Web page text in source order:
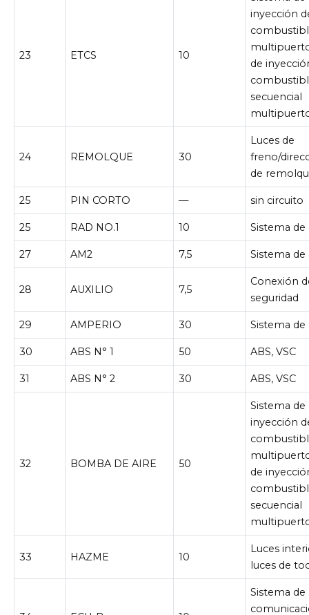
23 ETCS 10
inyección
de
secuencial
24 REMOLQUE 30
Luces de
freno/
de
25 PIN CORTO — sin circuito
25 RAD NO.1 10 Sistema de
27 AM2 7,5 Sistema de
28 AUXILIO 7,5
Conexión
seguridad
29 AMPERIO 30 Sistema de
30 ABS N° 1 50 ABS, VSC
31 ABS N° 2 30 ABS, VSC
32 BOMBA DE AIRE 50
Sistema de
inyección
de
secuencial
33 HAZME 10
Luces
luces de
Sistema de